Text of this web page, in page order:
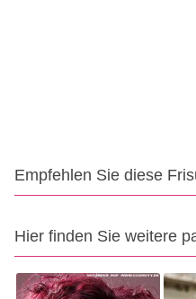
Empfehlen Sie diese
Hier finden Sie weitere